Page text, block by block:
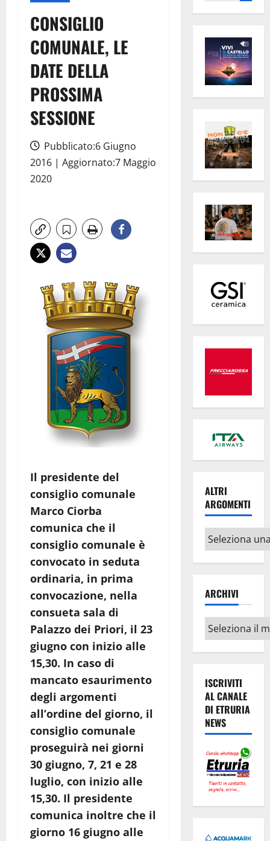
CONSIGLIO
COMUNALE, LE
DATE DELLA
PROSSIMA
SESSIONE
Pubblicato:6 Giugno
2016 | Aggiornato:7 Maggio
2020
Il presidente del
consiglio comunale
Marco Ciorba
comunica che il
consiglio comunale è
convocato in seduta
ordinaria, in prima
convocazione, nella
consueta sala di
Palazzo dei Priori, il 23
giugno con inizio alle
15,30. In caso di
mancato esaurimento
degli argomenti
all’ordine del giorno, il
consiglio comunale
proseguirà nei giorni
30 giugno, 7, 21 e 28
luglio, con inizio alle
15,30. Il presidente
comunica inoltre che il
giorno 16 giugno alle
ALTRI
ARGOMENTI
Altri
argomenti
ARCHIVI
Archivi
ISCRIVITI
AL CANALE
DI ETRURIA
NEWS